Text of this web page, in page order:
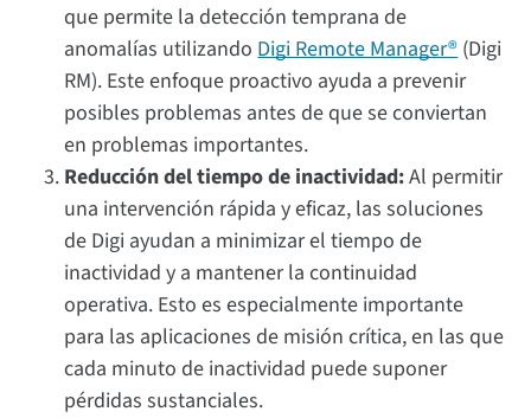
que permite la detección temprana de
anomalías utilizandoDigi Remote Manager®(Digi
RM). Este enfoque proactivo ayuda a prevenir
posibles problemas antes de que se conviertan
en problemas importantes.
Reducción del tiempo de inactividad:Al permitir
una intervención rápida y eficaz, las soluciones
de Digi ayudan a minimizar el tiempo de
inactividad y a mantener la continuidad
operativa. Esto es especialmente importante
para las aplicaciones de misión crítica, en las que
cada minuto de inactividad puede suponer
pérdidas sustanciales.